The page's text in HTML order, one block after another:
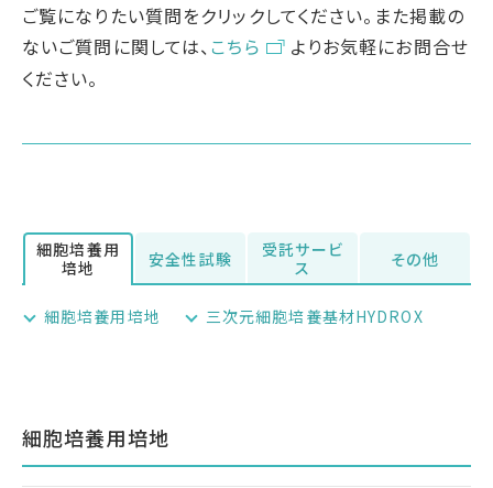
ご覧になりたい質問をクリックしてください。また掲載の
ないご質問に関しては、 こちら
よりお気軽にお問合せ
ください。
細胞培養用
培地
安全性試験
受託サービ
ス
その他
細胞培養用培地 三次元細胞培養基材HYDROX
細胞培養用培地